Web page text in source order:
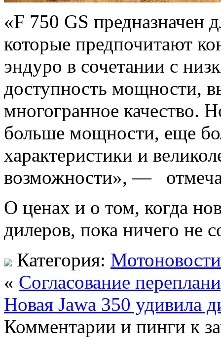
«F 750 GS предназначен
которые предпочитают
эндуро в сочетании с
доступность мощности,
многогранное качество.
больше мощности, еще
характеристики и
возможности», —
О ценах и о том, когда
дилеров, пока ничего не
Категория: Мотоновости
« Согласование
Новая Jawa 350 удивила
Комментарии и пинги к